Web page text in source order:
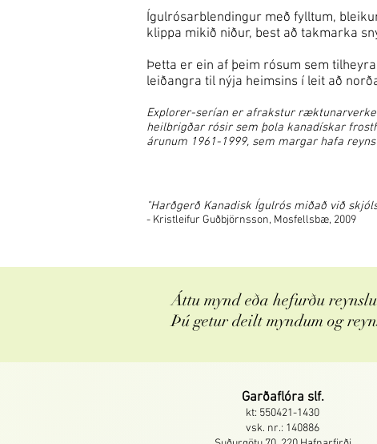
Ígulrósarblendingur með fylltum,
klippa mikið niður, best að takmarka
Þetta er ein af þeim rósum sem
leiðangra til nýja heimsins í leit að
Explorer-serían er afrakstur
heilbrigðar rósir sem þola kanadískar
árunum 1961-1999, sem margar hafa
"Harðgerð Kanadisk Ígulrós miðað við
- Kristleifur Guðbjörnsson, Mosfellsbæ, 2009
Áttu mynd eða hefurðu
Þú getur deilt myndum og
Garðaflóra slf.
kt: 550421-1430
vsk. nr.: 140886